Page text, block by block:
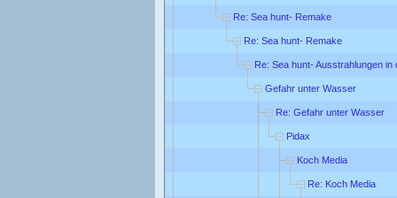
Re: Sea hunt- Remake
Re: Sea hunt- Remake
Re: Sea hunt- Ausstrahlungen in
Gefahr unter Wasser
Re: Gefahr unter Wasser
Pidax
Koch Media
Re: Koch Media